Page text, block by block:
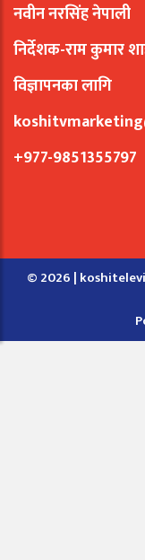
नवीन नरसिंह नेपाली
निर्देशक-राम कुमार
विज्ञापनका लागि
+977-9851355797
© 2026 |